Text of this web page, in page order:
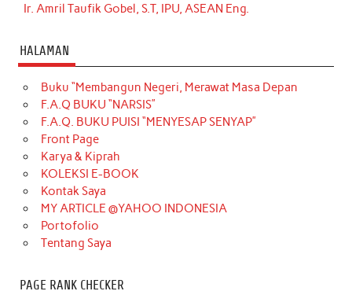
Ir. Amril Taufik Gobel, S.T, IPU, ASEAN Eng.
HALAMAN
Buku “Membangun Negeri, Merawat Masa Depan
F.A.Q BUKU “NARSIS”
F.A.Q. BUKU PUISI “MENYESAP SENYAP”
Front Page
Karya & Kiprah
KOLEKSI E-BOOK
Kontak Saya
MY ARTICLE @YAHOO INDONESIA
Portofolio
Tentang Saya
PAGE RANK CHECKER